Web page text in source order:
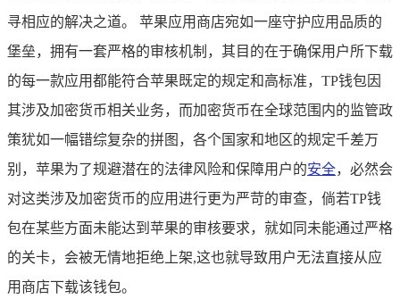
寻相应的解决之道。 苹果应用商店宛如一座守护应用品质的
堡垒，拥有一套严格的审核机制，其目的在于确保用户所下载
的每一款应用都能符合苹果既定的规定和高标准，TP钱包因
其涉及加密货币相关业务，而加密货币在全球范围内的监管政
策犹如一幅错综复杂的拼图，各个国家和地区的规定千差万
别，苹果为了规避潜在的法律风险和保障用户的安全，必然会
对这类涉及加密货币的应用进行更为严苛的审查，倘若TP钱
包在某些方面未能达到苹果的审核要求，就如同未能通过严格
的关卡，会被无情地拒绝上架,这也就导致用户无法直接从应
用商店下载该钱包。